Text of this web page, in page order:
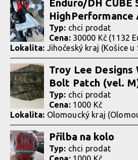
Enduro/DH CUBE
HighPerformance
Typ: chci prodat
Cena: 30000 Kč (1132
Lokalita: Jihočeský kraj (Košice u
Troy Lee Designs
Bolt Patch (vel.
Typ: chci prodat
Cena: 1000 Kč
Lokalita: Olomoucký kraj
Přilba na kolo
Typ: chci prodat